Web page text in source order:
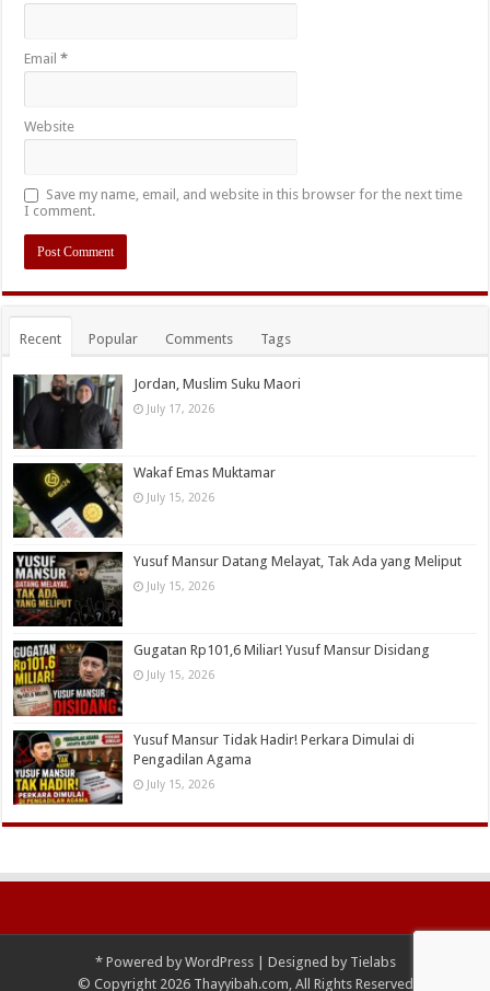
Email*
Website
Save my name, email, and website in this browser for the next time
I comment.
Recent Popular Comments Tags
Jordan, Muslim Suku Maori
July 17, 2026
Wakaf Emas Muktamar
July 15, 2026
Yusuf Mansur Datang Melayat, Tak Ada yang Meliput
July 15, 2026
Gugatan Rp101,6 Miliar! Yusuf Mansur Disidang
July 15, 2026
Yusuf Mansur Tidak Hadir! Perkara Dimulai di
Pengadilan Agama
July 15, 2026
*Powered by WordPress| Designed by Tielabs
© Copyright 2026 Thayyibah.com, All Rights Reserved